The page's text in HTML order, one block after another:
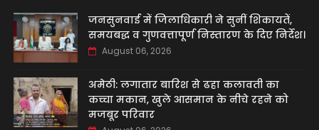
जनसुनवाई में जिलाधिकारी ने सुनीं शिकायतें,
समयबद्ध व गुणवत्तापूर्ण निस्तारण के दिए निर्देश।
August 06, 2026
अमेठी: लगातार बारिश से ढहा कलावती का
कच्चा मकान, खुले आसमान के नीचे रहने को
मजबूर परिवार